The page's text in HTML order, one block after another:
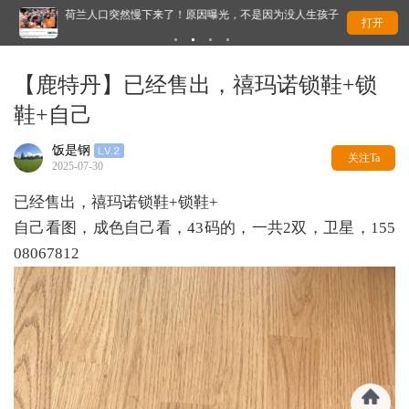
荷兰人口突然慢下来了！原因曝光，不是因为没人生孩子 难
打开
【鹿特丹】已经售出，禧玛诺锁鞋+锁
鞋+自己
饭是钢
2025-07-30
关注Ta
已经售出，禧玛诺锁鞋+锁鞋+
自己看图，成色自己看，43码的，一共2双，卫星，155
08067812